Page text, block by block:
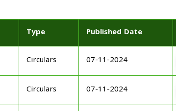
Type Published Date
Circulars 07-11-2024
Circulars 07-11-2024